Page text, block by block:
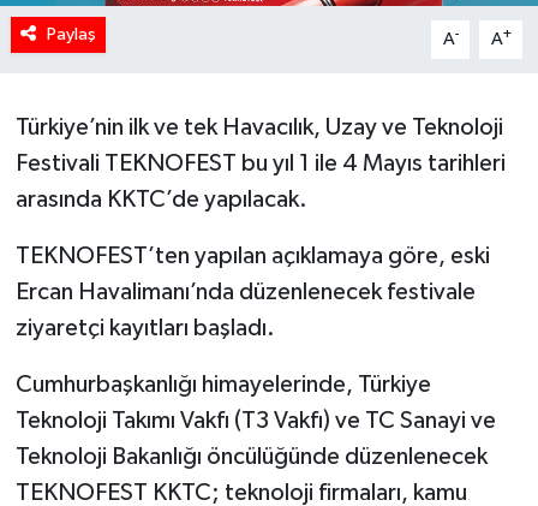
Paylaş A- A+
Türkiye’nin ilk ve tek Havacılık, Uzay ve Teknoloji
Festivali TEKNOFEST bu yıl 1 ile 4 Mayıs tarihleri
arasında KKTC’de yapılacak.
TEKNOFEST’ten yapılan açıklamaya göre, eski
Ercan Havalimanı’nda düzenlenecek festivale
ziyaretçi kayıtları başladı.
Cumhurbaşkanlığı himayelerinde, Türkiye
Teknoloji Takımı Vakfı (T3 Vakfı) ve TC Sanayi ve
Teknoloji Bakanlığı öncülüğünde düzenlenecek
TEKNOFEST KKTC; teknoloji firmaları, kamu